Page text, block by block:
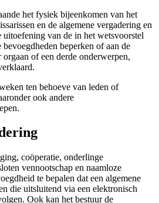
het fysiek bijeenkomen van het
en de algemene vergadering en
uitoefening van de in het wetsvoorstel
bevoegdheden beperken of aan de
of een derde onderwerpen,
ten behoeve van leden of
ook andere
coöperatie, onderlinge
vennootschap en naamloze
te bepalen dat een algemene
die uitsluitend via een elektronisch
Ook kan het bestuur de